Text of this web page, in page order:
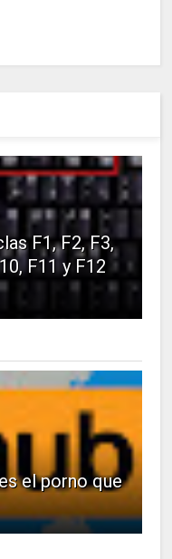
F1, F2, F3,
F11 y F12
el porno que